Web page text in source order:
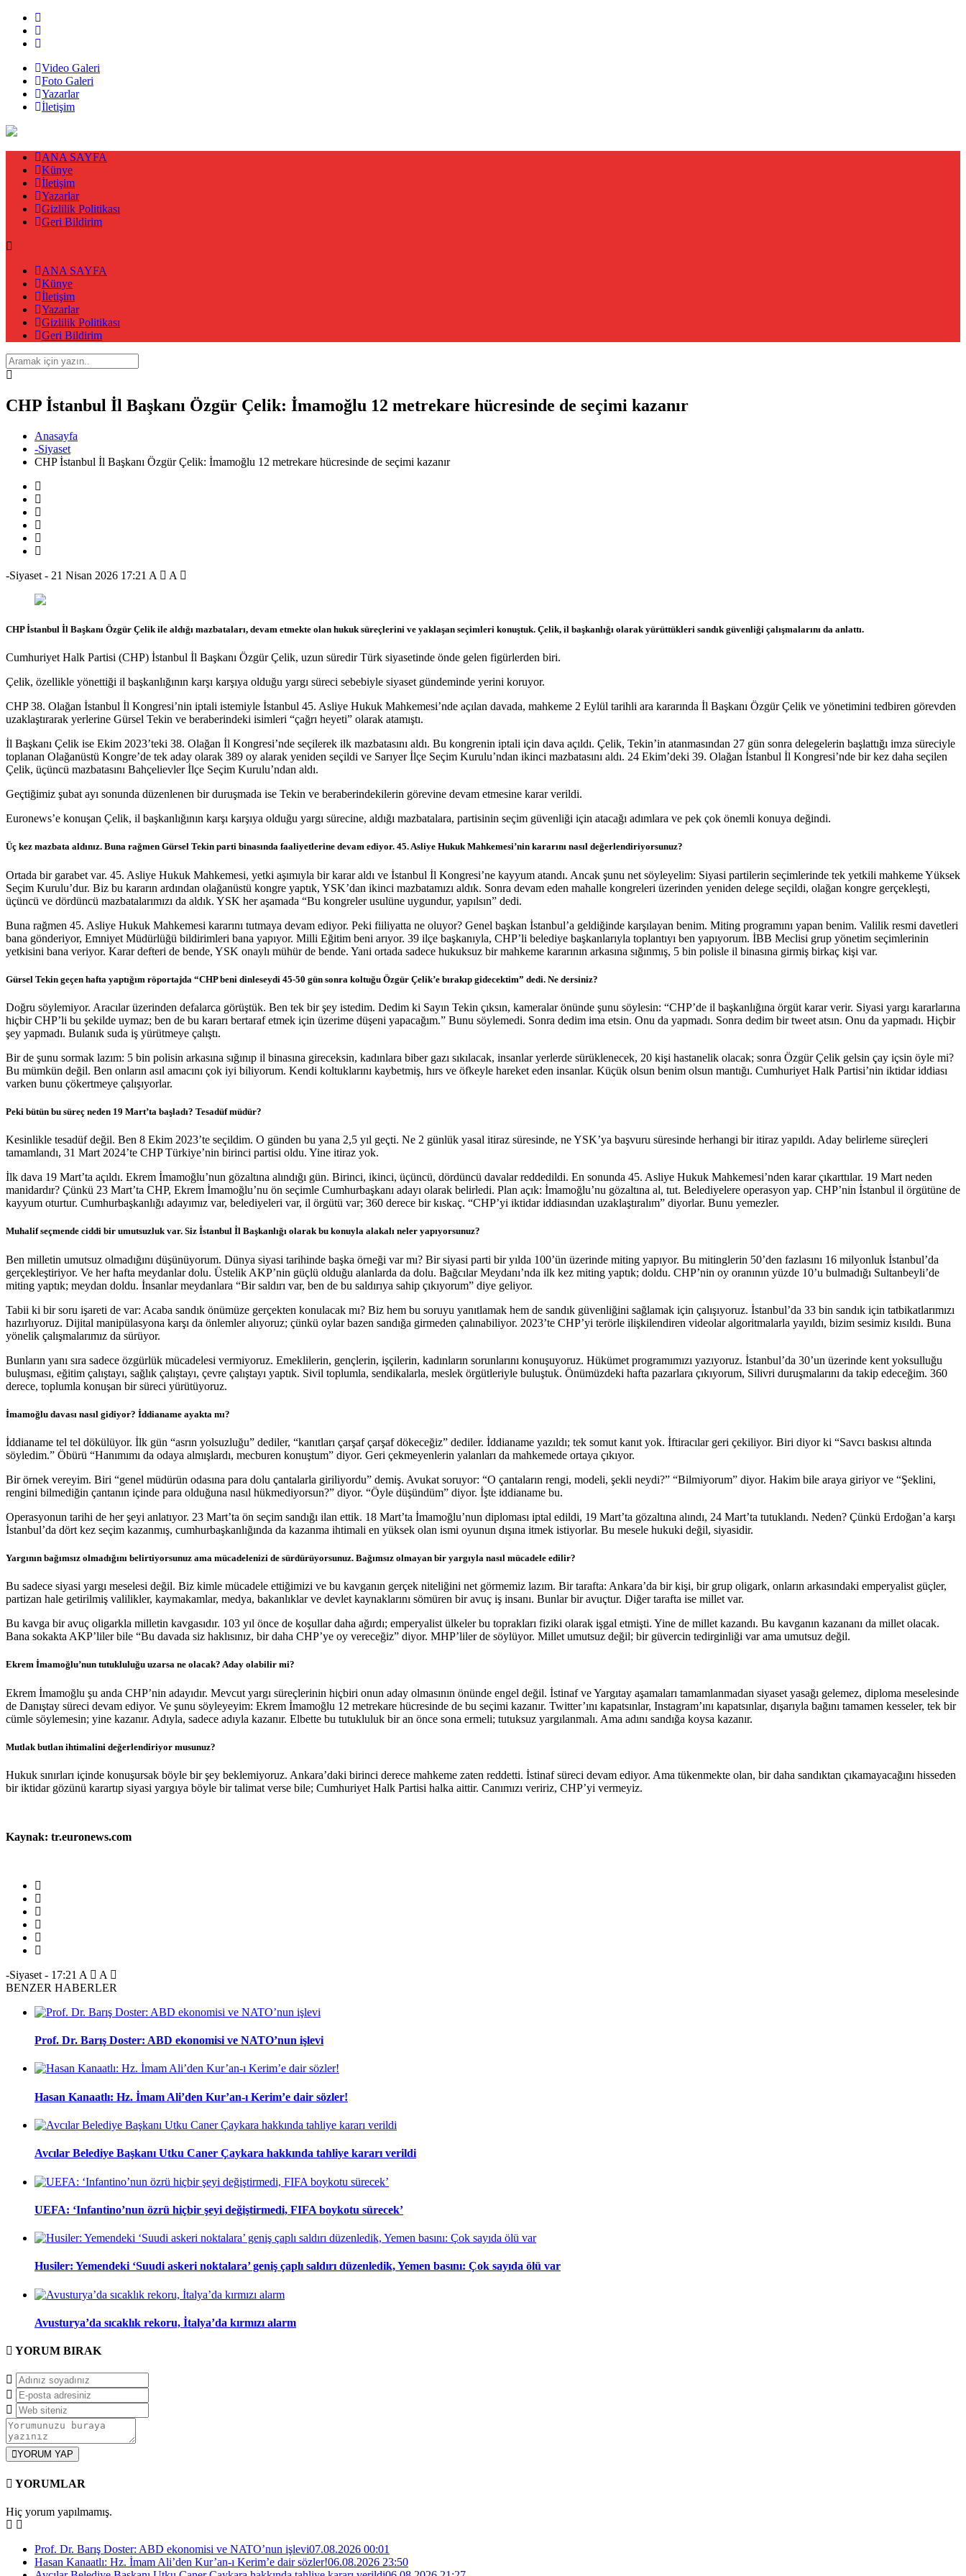
Video Galeri
Foto Galeri
Yazarlar
İletişim
ANA SAYFA
Künye
İletişim
Yazarlar
Gizlilik Politikası
Geri Bildirim
ANA SAYFA
Künye
İletişim
Yazarlar
Gizlilik Politikası
Geri Bildirim
CHP İstanbul İl Başkanı Özgür Çelik: İmamoğlu 12 metrekare hücresinde de seçimi kazanır
Anasayfa
-Siyaset
CHP İstanbul İl Başkanı Özgür Çelik: İmamoğlu 12 metrekare hücresinde de seçimi kazanır
-Siyaset - 21 Nisan 2026 17:21 A A
CHP İstanbul İl Başkanı Özgür Çelik ile aldığı mazbataları, devam etmekte olan hukuk süreçlerini ve yaklaşan seçimleri konuştuk. Çelik, il başkanlığı olarak yürüttükleri sandık güvenliği çalışmalarını da anlattı.
Cumhuriyet Halk Partisi (CHP) İstanbul İl Başkanı Özgür Çelik, uzun süredir Türk siyasetinde önde gelen figürlerden biri.
Çelik, özellikle yönettiği il başkanlığının karşı karşıya olduğu yargı süreci sebebiyle siyaset gündeminde yerini koruyor.
CHP 38. Olağan İstanbul İl Kongresi’nin iptali istemiyle İstanbul 45. Asliye Hukuk Mahkemesi’nde açılan davada, mahkeme 2 Eylül tarihli ara kararında İl Başkanı Özgür Çelik ve yönetimini tedbiren görevden
uzaklaştırarak yerlerine Gürsel Tekin ve beraberindeki isimleri “çağrı heyeti” olarak atamıştı.
İl Başkanı Çelik ise Ekim 2023’teki 38. Olağan İl Kongresi’nde seçilerek ilk mazbatasını aldı. Bu kongrenin iptali için dava açıldı. Çelik, Tekin’in atanmasından 27 gün sonra delegelerin başlattığı imza süreciyle
toplanan Olağanüstü Kongre’de tek aday olarak 389 oy alarak yeniden seçildi ve Sarıyer İlçe Seçim Kurulu’ndan ikinci mazbatasını aldı. 24 Ekim’deki 39. Olağan İstanbul İl Kongresi’nde bir kez daha seçilen
Çelik, üçüncü mazbatasını Bahçelievler İlçe Seçim Kurulu’ndan aldı.
Geçtiğimiz şubat ayı sonunda düzenlenen bir duruşmada ise Tekin ve beraberindekilerin görevine devam etmesine karar verildi.
Euronews’e konuşan Çelik, il başkanlığının karşı karşıya olduğu yargı sürecine, aldığı mazbatalara, partisinin seçim güvenliği için atacağı adımlara ve pek çok önemli konuya değindi.
Üç kez mazbata aldınız. Buna rağmen Gürsel Tekin parti binasında faaliyetlerine devam ediyor. 45. Asliye Hukuk Mahkemesi’nin kararını nasıl değerlendiriyorsunuz?
Ortada bir garabet var. 45. Asliye Hukuk Mahkemesi, yetki aşımıyla bir karar aldı ve İstanbul İl Kongresi’ne kayyum atandı. Ancak şunu net söyleyelim: Siyasi partilerin seçimlerinde tek yetkili mahkeme Yüksek
Seçim Kurulu’dur. Biz bu kararın ardından olağanüstü kongre yaptık, YSK’dan ikinci mazbatamızı aldık. Sonra devam eden mahalle kongreleri üzerinden yeniden delege seçildi, olağan kongre gerçekleşti,
üçüncü ve dördüncü mazbatalarımızı da aldık. YSK her aşamada “Bu kongreler usulüne uygundur, yapılsın” dedi.
Buna rağmen 45. Asliye Hukuk Mahkemesi kararını tutmaya devam ediyor. Peki fiiliyatta ne oluyor? Genel başkan İstanbul’a geldiğinde karşılayan benim. Miting programını yapan benim. Valilik resmi davetleri
bana gönderiyor, Emniyet Müdürlüğü bildirimleri bana yapıyor. Milli Eğitim beni arıyor. 39 ilçe başkanıyla, CHP’li belediye başkanlarıyla toplantıyı ben yapıyorum. İBB Meclisi grup yönetim seçimlerinin
yetkisini bana veriyor. Karar defteri de bende, YSK onaylı mühür de bende. Yani ortada sadece hukuksuz bir mahkeme kararının arkasına sığınmış, 5 bin polisle il binasına girmiş birkaç kişi var.
Gürsel Tekin geçen hafta yaptığım röportajda “CHP beni dinleseydi 45-50 gün sonra koltuğu Özgür Çelik’e bırakıp gidecektim” dedi. Ne dersiniz?
Doğru söylemiyor. Aracılar üzerinden defalarca görüştük. Ben tek bir şey istedim. Dedim ki Sayın Tekin çıksın, kameralar önünde şunu söylesin: “CHP’de il başkanlığına örgüt karar verir. Siyasi yargı kararlarına
hiçbir CHP’li bu şekilde uymaz; ben de bu kararı bertaraf etmek için üzerime düşeni yapacağım.” Bunu söylemedi. Sonra dedim ima etsin. Onu da yapmadı. Sonra dedim bir tweet atsın. Onu da yapmadı. Hiçbir
şey yapmadı. Bulanık suda iş yürütmeye çalıştı.
Bir de şunu sormak lazım: 5 bin polisin arkasına sığınıp il binasına gireceksin, kadınlara biber gazı sıkılacak, insanlar yerlerde sürüklenecek, 20 kişi hastanelik olacak; sonra Özgür Çelik gelsin çay içsin öyle mi?
Bu mümkün değil. Ben onların asıl amacını çok iyi biliyorum. Kendi koltuklarını kaybetmiş, hırs ve öfkeyle hareket eden insanlar. Küçük olsun benim olsun mantığı. Cumhuriyet Halk Partisi’nin iktidar iddiası
varken bunu çökertmeye çalışıyorlar.
Peki bütün bu süreç neden 19 Mart’ta başladı? Tesadüf müdür?
Kesinlikle tesadüf değil. Ben 8 Ekim 2023’te seçildim. O günden bu yana 2,5 yıl geçti. Ne 2 günlük yasal itiraz süresinde, ne YSK’ya başvuru süresinde herhangi bir itiraz yapıldı. Aday belirleme süreçleri
tamamlandı, 31 Mart 2024’te CHP Türkiye’nin birinci partisi oldu. Yine itiraz yok.
İlk dava 19 Mart’ta açıldı. Ekrem İmamoğlu’nun gözaltına alındığı gün. Birinci, ikinci, üçüncü, dördüncü davalar reddedildi. En sonunda 45. Asliye Hukuk Mahkemesi’nden karar çıkarttılar. 19 Mart neden
manidardır? Çünkü 23 Mart’ta CHP, Ekrem İmamoğlu’nu ön seçimle Cumhurbaşkanı adayı olarak belirledi. Plan açık: İmamoğlu’nu gözaltına al, tut. Belediyelere operasyon yap. CHP’nin İstanbul il örgütüne de
kayyum oturtur. Cumhurbaşkanlığı adayımız var, belediyeleri var, il örgütü var; 360 derece bir kıskaç. “CHP’yi iktidar iddiasından uzaklaştıralım” diyorlar. Bunu yemezler.
Muhalif seçmende ciddi bir umutsuzluk var. Siz İstanbul İl Başkanlığı olarak bu konuyla alakalı neler yapıyorsunuz?
Ben milletin umutsuz olmadığını düşünüyorum. Dünya siyasi tarihinde başka örneği var mı? Bir siyasi parti bir yılda 100’ün üzerinde miting yapıyor. Bu mitinglerin 50’den fazlasını 16 milyonluk İstanbul’da
gerçekleştiriyor. Ve her hafta meydanlar dolu. Üstelik AKP’nin güçlü olduğu alanlarda da dolu. Bağcılar Meydanı’nda ilk kez miting yaptık; doldu. CHP’nin oy oranının yüzde 10’u bulmadığı Sultanbeyli’de
miting yaptık; meydan doldu. İnsanlar meydanlara “Bir saldırı var, ben de bu saldırıya sahip çıkıyorum” diye geliyor.
Tabii ki bir soru işareti de var: Acaba sandık önümüze gerçekten konulacak mı? Biz hem bu soruyu yanıtlamak hem de sandık güvenliğini sağlamak için çalışıyoruz. İstanbul’da 33 bin sandık için tatbikatlarımızı
hazırlıyoruz. Dijital manipülasyona karşı da önlemler alıyoruz; çünkü oylar bazen sandığa girmeden çalınabiliyor. 2023’te CHP’yi terörle ilişkilendiren videolar algoritmalarla yayıldı, bizim sesimiz kısıldı. Buna
yönelik çalışmalarımız da sürüyor.
Bunların yanı sıra sadece özgürlük mücadelesi vermiyoruz. Emeklilerin, gençlerin, işçilerin, kadınların sorunlarını konuşuyoruz. Hükümet programımızı yazıyoruz. İstanbul’da 30’un üzerinde kent yoksulluğu
buluşması, eğitim çalıştayı, sağlık çalıştayı, çevre çalıştayı yaptık. Sivil toplumla, sendikalarla, meslek örgütleriyle buluştuk. Önümüzdeki hafta pazarlara çıkıyorum, Silivri duruşmalarını da takip edeceğim. 360
derece, toplumla konuşan bir süreci yürütüyoruz.
İmamoğlu davası nasıl gidiyor? İddianame ayakta mı?
İddianame tel tel dökülüyor. İlk gün “asrın yolsuzluğu” dediler, “kanıtları çarşaf çarşaf dökeceğiz” dediler. İddianame yazıldı; tek somut kanıt yok. İftiracılar geri çekiliyor. Biri diyor ki “Savcı baskısı altında
söyledim.” Öbürü “Hanımımı da odaya almışlardı, mecburen konuştum” diyor. Geri çekmeyenlerin yalanları da mahkemede ortaya çıkıyor.
Bir örnek vereyim. Biri “genel müdürün odasına para dolu çantalarla giriliyordu” demiş. Avukat soruyor: “O çantaların rengi, modeli, şekli neydi?” “Bilmiyorum” diyor. Hakim bile araya giriyor ve “Şeklini,
rengini bilmediğin çantanın içinde para olduğuna nasıl hükmediyorsun?” diyor. “Öyle düşündüm” diyor. İşte iddianame bu.
Operasyonun tarihi de her şeyi anlatıyor. 23 Mart’ta ön seçim sandığı ilan ettik. 18 Mart’ta İmamoğlu’nun diploması iptal edildi, 19 Mart’ta gözaltına alındı, 24 Mart’ta tutuklandı. Neden? Çünkü Erdoğan’a karşı
İstanbul’da dört kez seçim kazanmış, cumhurbaşkanlığında da kazanma ihtimali en yüksek olan ismi oyunun dışına itmek istiyorlar. Bu mesele hukuki değil, siyasidir.
Yargının bağımsız olmadığını belirtiyorsunuz ama mücadelenizi de sürdürüyorsunuz. Bağımsız olmayan bir yargıyla nasıl mücadele edilir?
Bu sadece siyasi yargı meselesi değil. Biz kimle mücadele ettiğimizi ve bu kavganın gerçek niteliğini net görmemiz lazım. Bir tarafta: Ankara’da bir kişi, bir grup oligark, onların arkasındaki emperyalist güçler,
partizan hale getirilmiş valilikler, kaymakamlar, medya, bakanlıklar ve devlet kaynaklarını sömüren bir avuç iş insanı. Bunlar bir avuçtur. Diğer tarafta ise millet var.
Bu kavga bir avuç oligarkla milletin kavgasıdır. 103 yıl önce de koşullar daha ağırdı; emperyalist ülkeler bu toprakları fiziki olarak işgal etmişti. Yine de millet kazandı. Bu kavganın kazananı da millet olacak.
Bana sokakta AKP’liler bile “Bu davada siz haklısınız, bir daha CHP’ye oy vereceğiz” diyor. MHP’liler de söylüyor. Millet umutsuz değil; bir güvercin tedirginliği var ama umutsuz değil.
Ekrem İmamoğlu’nun tutukluluğu uzarsa ne olacak? Aday olabilir mi?
Ekrem İmamoğlu şu anda CHP’nin adayıdır. Mevcut yargı süreçlerinin hiçbiri onun aday olmasının önünde engel değil. İstinaf ve Yargıtay aşamaları tamamlanmadan siyaset yasağı gelemez, diploma meselesinde
de Danıştay süreci devam ediyor. Ve şunu söyleyeyim: Ekrem İmamoğlu 12 metrekare hücresinde de bu seçimi kazanır. Twitter’ını kapatsınlar, Instagram’ını kapatsınlar, dışarıyla bağını tamamen kesseler, tek bir
cümle söylemesin; yine kazanır. Adıyla, sadece adıyla kazanır. Elbette bu tutukluluk bir an önce sona ermeli; tutuksuz yargılanmalı. Ama adını sandığa koysa kazanır.
Mutlak butlan ihtimalini değerlendiriyor musunuz?
Hukuk sınırları içinde konuşursak böyle bir şey beklemiyoruz. Ankara’daki birinci derece mahkeme zaten reddetti. İstinaf süreci devam ediyor. Ama tükenmekte olan, bir daha sandıktan çıkamayacağını hisseden
bir iktidar gözünü karartıp siyasi yargıya böyle bir talimat verse bile; Cumhuriyet Halk Partisi halka aittir. Canımızı veririz, CHP’yi vermeyiz.
Kaynak: tr.euronews.com
-Siyaset - 17:21 A
A
BENZER HABERLER
Prof. Dr. Barış Doster: ABD ekonomisi ve NATO’nun işlevi
Hasan Kanaatlı: Hz. İmam Ali’den Kur’an-ı Kerim’e dair sözler!
Avcılar Belediye Başkanı Utku Caner Çaykara hakkında tahliye kararı verildi
UEFA: ‘Infantino’nun özrü hiçbir şeyi değiştirmedi, FIFA boykotu sürecek’
Husiler: Yemendeki ‘Suudi askeri noktalara’ geniş çaplı saldırı düzenledik, Yemen basını: Çok sayıda ölü var
Avusturya’da sıcaklık rekoru, İtalya’da kırmızı alarm
YORUM BIRAK
YORUM YAP
YORUMLAR
Hiç yorum yapılmamış.
Prof. Dr. Barış Doster: ABD ekonomisi ve NATO’nun işlevi07.08.2026 00:01
Hasan Kanaatlı: Hz. İmam Ali’den Kur’an-ı Kerim’e dair sözler!06.08.2026 23:50